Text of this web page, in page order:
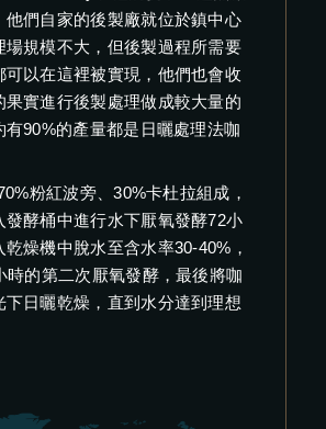
他們自家的後製廠就位於鎮中心
場規模不大，但後製過程所需要
可以在這裡被實現，他們也會收
果實進行後製處理做成較大量的
有90%的產量都是日曬處理法咖
粉紅波旁、30%卡杜拉組成，
發酵桶中進行水下厭氧發酵72小
燥機中脫水至含水率30-40%，
時的第二次厭氧發酵，最後將咖
下日曬乾燥，直到水分達到理想